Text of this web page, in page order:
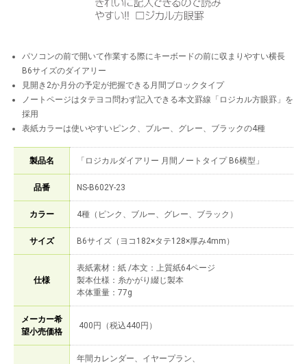
パソコンの前で開いて作業する際にキーボードの前に収まりやすい横長
B6サイズのダイアリー
見開き2か月分の予定が把握できる月間ブロックタイプ
ノートページはタテヨコ問わず記入できる本文罫線「ロジカル方眼罫」を
採用
表紙カラーは使いやすいピンク、ブルー、グレー、ブラックの4種
製品名 「ロジカルダイアリー 月間ノートタイプ B6横型」
品番 NS-B602Y-23
カラー 4種（ピンク、ブルー、グレー、ブラック）
サイズ B6サイズ（ヨコ182×タテ128×厚み4mm）
仕様
表紙素材：紙 /本文：上質紙64ページ
製本仕様：糸かがり綴じ製本
本体重量：77g
メーカー希
望小売価格
400円（税込440円）
年間カレンダー、イヤープラン、